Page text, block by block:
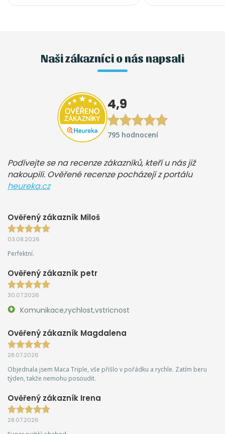
Naši zákazníci o nás napsali
4,9
795 hodnocení
Podívejte se na recenze zákazníků, kteří u nás již
nakoupili. Ověřené recenze pocházejí z portálu
heureka.cz
Ověřený zákazník Miloš
03.08.2026
Perfektní.
Ověřený zákazník petr
30.07.2026
Komunikace,rychlost,vstricnost
Ověřený zákazník Magdalena
28.07.2026
Objednala jsem Maca Triple, vše přišlo v pořádku a rychle. Zatím beru
týden, takže nemohu posoudit.
Ověřený zákazník Irena
28.07.2026